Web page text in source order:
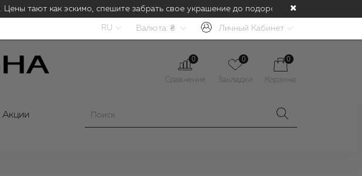
Цены тают как эскимо, спешите забрать свое украшение до подорожания! С 1 июля
RU Валюта: ₴ Личный Кабинет
0
Сравнение
0
Закладки
0
Корзина
Акции